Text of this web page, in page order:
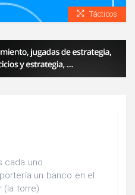
Tácticos
cada uno
un banco en el
(la torre)